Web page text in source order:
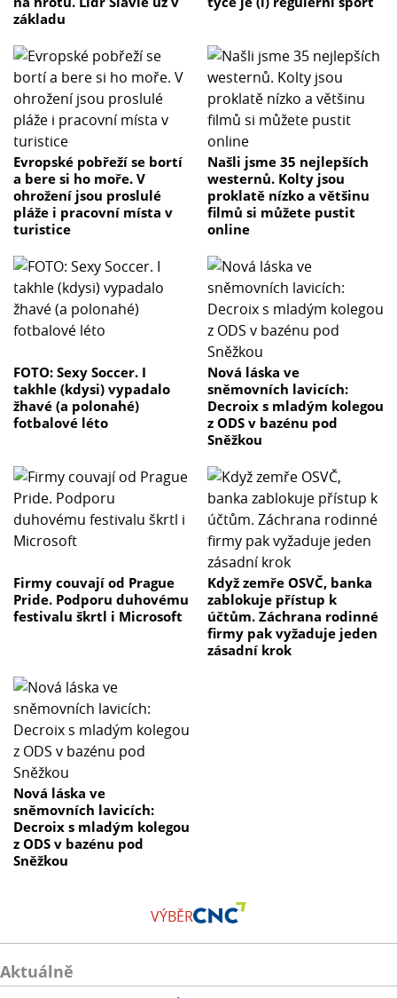
základu
Evropské pobřeží se bortí
a bere si ho moře. V
ohrožení jsou proslulé
pláže i pracovní místa v
turistice
Našli jsme 35 nejlepších
westernů. Kolty jsou
proklatě nízko a většinu
filmů si můžete pustit
online
FOTO: Sexy Soccer. I
takhle (kdysi) vypadalo
žhavé (a polonahé)
fotbalové léto
Nová láska ve
sněmovních lavicích:
Decroix s mladým kolegou
z ODS v bazénu pod
Sněžkou
Firmy couvají od Prague
Pride. Podporu duhovému
festivalu škrtl i Microsoft
Když zemře OSVČ, banka
zablokuje přístup k
účtům. Záchrana rodinné
firmy pak vyžaduje jeden
zásadní krok
Nová láska ve
sněmovních lavicích:
Decroix s mladým kolegou
z ODS v bazénu pod
Sněžkou
VÝBĚR
Aktuálně